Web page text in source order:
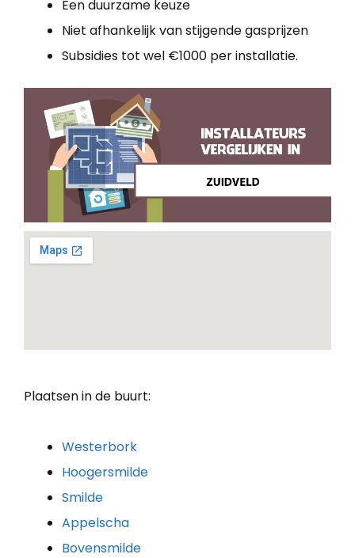
Een duurzame keuze
Niet afhankelijk van stijgende gasprijzen
Subsidies tot wel €1000 per installatie.
Plaatsen in de buurt:
Westerbork
Hoogersmilde
Smilde
Appelscha
Bovensmilde